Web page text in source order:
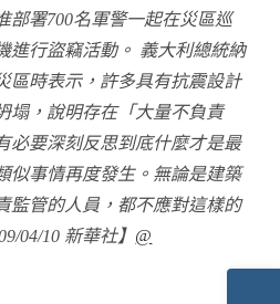
部署700名軍警一起在災區巡
進行盜竊活動。 義大利總統納
區時表示，許多具有抗震設計
塌，說明存在「大量不負責
必要深刻反思到底什麼才是最
似事情再度發生。無論是建築
監管的人員，都不應對這樣的
04/10 新華社】 @